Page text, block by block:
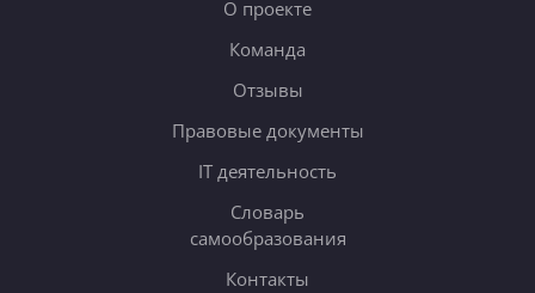
О проекте
Команда
Отзывы
Правовые документы
IT деятельность
Словарь
самообразования
Контакты